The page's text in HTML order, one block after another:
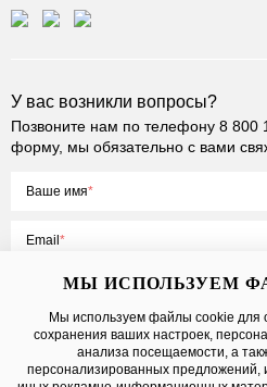
У вас возникли вопросы?
Позвоните нам по телефону 8 800
форму, мы обязательно с вами
Ваше имя
Email
Нажимая на кнопку «Отправить», вы
оферты, даетесогласие на обработку
МЫ ИСПОЛЬЗУЕМ
Мы используем файлы cookie для
сохранения ваших настроек,
анализа посещаемости, а
персонализированных